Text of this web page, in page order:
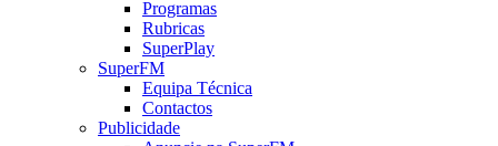
Programas
Rubricas
SuperPlay
SuperFM
Equipa Técnica
Contactos
Publicidade